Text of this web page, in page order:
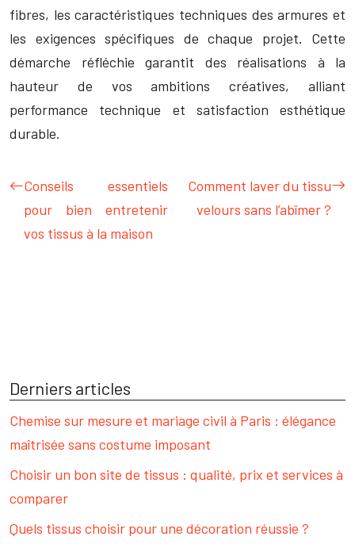
fibres, les caractéristiques techniques des armures et
les exigences spécifiques de chaque projet. Cette
démarche réfléchie garantit des réalisations à la
hauteur de vos ambitions créatives, alliant
performance technique et satisfaction esthétique
durable.
Conseils essentiels
pour bien entretenir
vos tissus à la maison
Comment laver du tissu
velours sans l’abîmer ?
Derniers articles
Chemise sur mesure et mariage civil à Paris : élégance
maîtrisée sans costume imposant
Choisir un bon site de tissus : qualité, prix et services à
comparer
Quels tissus choisir pour une décoration réussie ?